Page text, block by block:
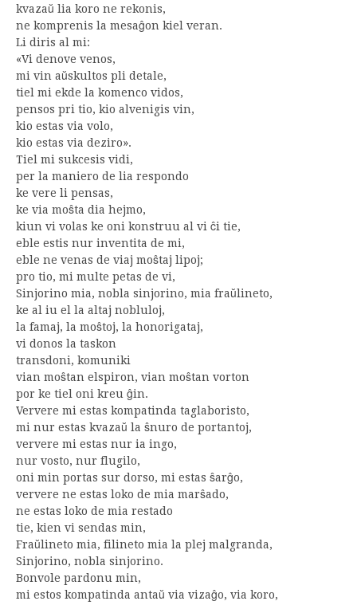
kvazaŭ lia koro ne rekonis,
ne komprenis la mesaĝon kiel veran.
Li diris al mi:
«Vi denove venos,
mi vin aŭskultos pli detale,
tiel mi ekde la komenco vidos,
pensos pri tio, kio alvenigis vin,
kio estas via volo,
kio estas via deziro».
Tiel mi sukcesis vidi,
per la maniero de lia respondo
ke vere li pensas,
ke via moŝta dia hejmo,
kiun vi volas ke oni konstruu al vi ĉi tie,
eble estis nur inventita de mi,
eble ne venas de viaj moŝtaj lipoj;
pro tio, mi multe petas de vi,
Sinjorino mia, nobla sinjorino, mia fraŭlineto,
ke al iu el la altaj nobluloj,
la famaj, la moŝtoj, la honorigataj,
vi donos la taskon
transdoni, komuniki
vian moŝtan elspiron, vian moŝtan vorton
por ke tiel oni kreu ĝin.
Ververe mi estas kompatinda taglaboristo,
mi nur estas kvazaŭ la ŝnuro de portantoj,
ververe mi estas nur ia ingo,
nur vosto, nur flugilo,
oni min portas sur dorso, mi estas ŝarĝo,
ververe ne estas loko de mia marŝado,
ne estas loko de mia restado
tie, kien vi sendas min,
Fraŭlineto mia, filineto mia la plej malgranda,
Sinjorino, nobla sinjorino.
Bonvole pardonu min,
mi estos kompatinda antaŭ via vizaĝo, via koro,